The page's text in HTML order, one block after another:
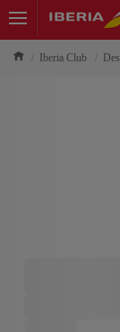
Iberia Club